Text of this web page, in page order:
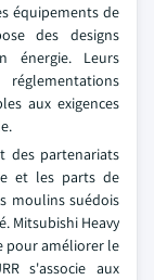
équipements de
des designs
énergie. Leurs
aux exigences
des partenariats
et les parts de
moulins suédois
Mitsubishi Heavy
pour améliorer le
s'associe aux